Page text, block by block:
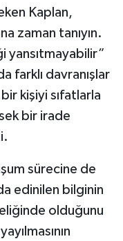
Kaplan,
zaman tanıyın.
yansıtmayabilir”
farklı davranışlar
kişiyi sıfatlarla
bir irade
sürecine de
edinilen bilginin
olduğunu